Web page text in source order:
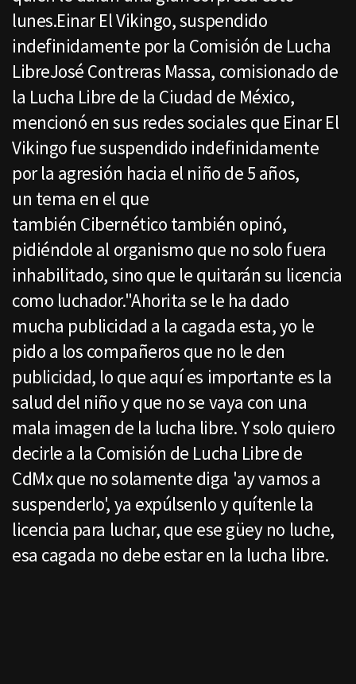
lunes.Einar El Vikingo, suspendido
indefinidamente por la Comisión de Lucha
LibreJosé Contreras Massa, comisionado de
la Lucha Libre de la Ciudad de México,
mencionó en sus redes sociales que Einar El
Vikingo fue suspendido indefinidamente
por la agresión hacia el niño de 5 años,
un tema en el que
también Cibernético también opinó,
pidiéndole al organismo que no solo fuera
inhabilitado, sino que le quitarán su licencia
como luchador."Ahorita se le ha dado
mucha publicidad a la cagada esta, yo le
pido a los compañeros que no le den
publicidad, lo que aquí es importante es la
salud del niño y que no se vaya con una
mala imagen de la lucha libre. Y solo quiero
decirle a la Comisión de Lucha Libre de
CdMx que no solamente diga 'ay vamos a
suspenderlo', ya expúlsenlo y quítenle la
licencia para luchar, que ese güey no luche,
esa cagada no debe estar en la lucha libre.